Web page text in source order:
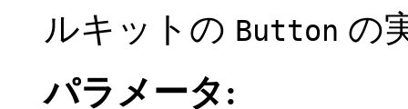
ルキットの Button の
パラメータ: